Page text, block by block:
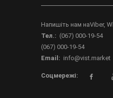
Напишіть нам наViber,
Тел.: (067) 000-19-54
(067) 000-19-54
Email: info@vist.market
Соцмережі: